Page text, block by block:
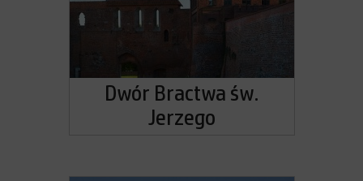
Dwór Bractwa św.
Jerzego